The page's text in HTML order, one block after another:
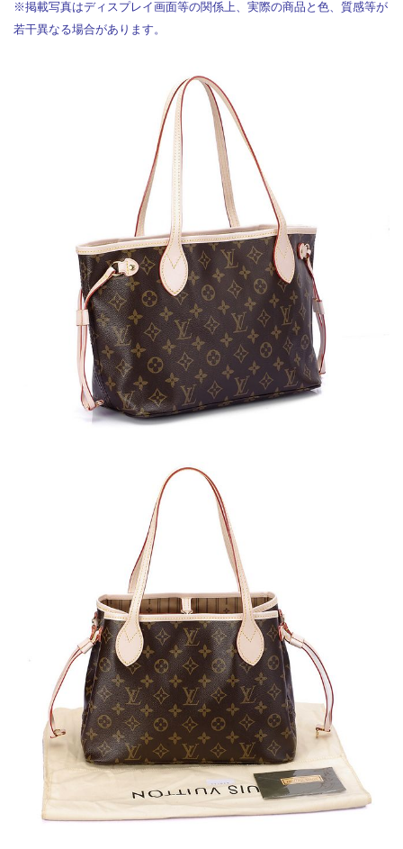
※掲載写真はディスプレイ画面等の関係上、実際の商品と色、質感等が
若干異なる場合があります。